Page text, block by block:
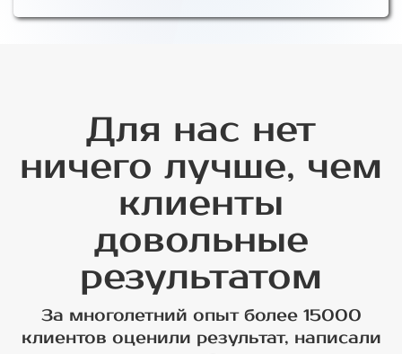
Для нас нет
ничего лучше, чем
клиенты
довольные
результатом
За многолетний опыт более 15000
клиентов оценили результат, написали